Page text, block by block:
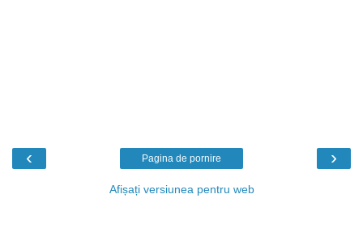
‹ ›
Pagina de pornire
Afișați versiunea pentru web